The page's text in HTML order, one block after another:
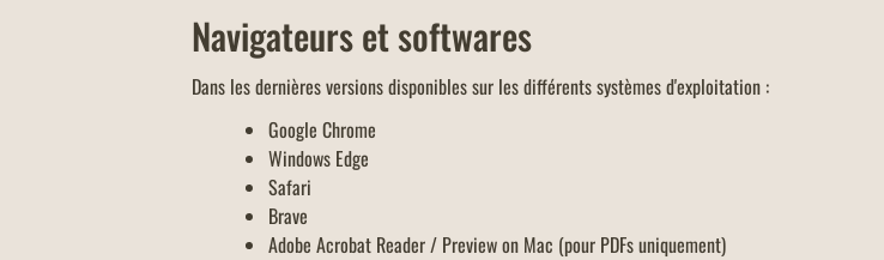
Navigateurs et softwares
Dans les dernières versions disponibles sur les différents systèmes d'exploitation :
Google Chrome
Windows Edge
Safari
Brave
Adobe Acrobat Reader / Preview on Mac (pour PDFs uniquement)